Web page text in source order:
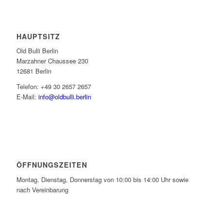
HAUPTSITZ
Old Bulli Berlin
Marzahner Chaussee 230
12681 Berlin
Telefon: +49 30 2657 2657
E-Mail: info@oldbulli.berlin
ÖFFNUNGSZEITEN
Montag, Dienstag, Donnerstag von 10:00 bis 14:00 Uhr sowie
nach Vereinbarung